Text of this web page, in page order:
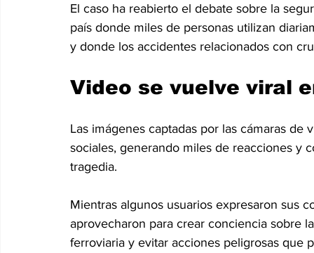
El caso ha reabierto el debate sobre la
país donde miles de personas utilizan
y donde los accidentes relacionados con
Video se vuelve viral
Las imágenes captadas por las cámaras
sociales, generando miles de reacciones y
tragedia.
Mientras algunos usuarios expresaron sus
aprovecharon para crear conciencia sobre
ferroviaria y evitar acciones peligrosas que